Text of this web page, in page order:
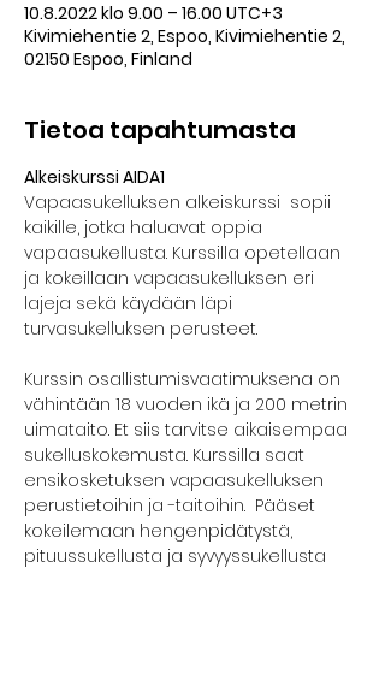
10.8.2022 klo 9.00 – 16.00 UTC+3
Kivimiehentie 2, Espoo, Kivimiehentie 2,
02150 Espoo, Finland
Tietoa tapahtumasta
Alkeiskurssi AIDA1
Vapaasukelluksen alkeiskurssi  sopii
kaikille, jotka haluavat oppia
vapaasukellusta. Kurssilla opetellaan
ja kokeillaan vapaasukelluksen eri
lajeja sekä käydään läpi
turvasukelluksen perusteet.
Kurssin osallistumisvaatimuksena on
vähintään 18 vuoden ikä ja 200 metrin
uimataito. Et siis tarvitse aikaisempaa
sukelluskokemusta. Kurssilla saat
ensikosketuksen vapaasukelluksen
perustietoihin ja -taitoihin.  Pääset
kokeilemaan hengenpidätystä,
pituussukellusta ja syvyyssukellusta